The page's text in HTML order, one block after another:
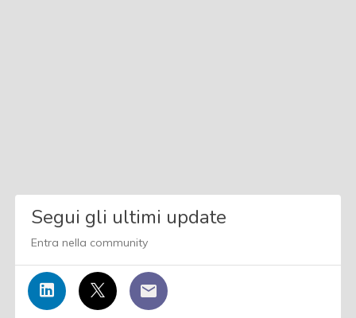
Segui gli ultimi update
Entra nella community